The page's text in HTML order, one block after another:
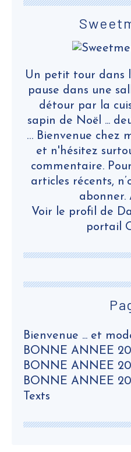
Bienvenue ... et
BONNE ANNEE
BONNE ANNEE
BONNE ANNEE
Texts
Un petit tour dans
pause dans une
détour par la
sapin de Noël ...
… Bienvenue chez
et n'hésitez
commentaire.
articles récents,
abonner.
Voir le profil de
portail